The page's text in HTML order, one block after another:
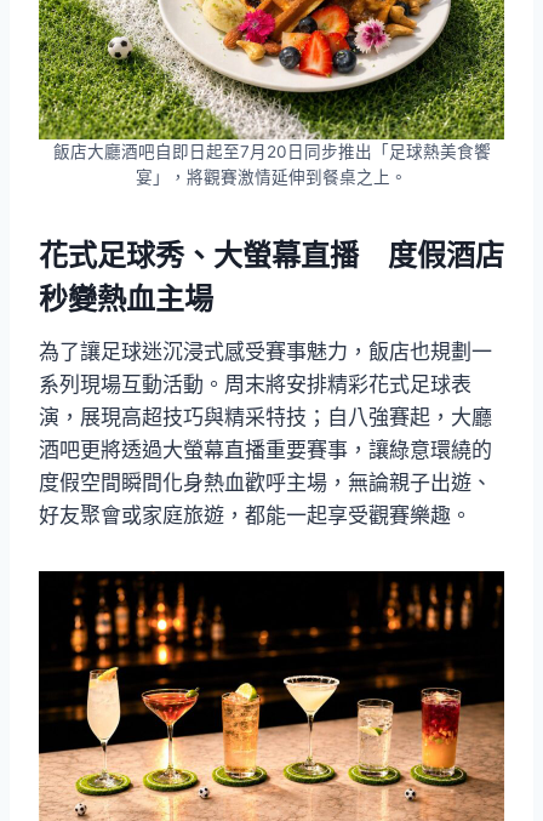
飯店大廳酒吧自即日起至7月20日同步推出「足球熱美食饗
宴」，將觀賽激情延伸到餐桌之上。
花式足球秀、大螢幕直播 度假酒店
秒變熱血主場
為了讓足球迷沉浸式感受賽事魅力，飯店也規劃一
系列現場互動活動。周末將安排精彩花式足球表
演，展現高超技巧與精采特技；自八強賽起，大廳
酒吧更將透過大螢幕直播重要賽事，讓綠意環繞的
度假空間瞬間化身熱血歡呼主場，無論親子出遊、
好友聚會或家庭旅遊，都能一起享受觀賽樂趣。